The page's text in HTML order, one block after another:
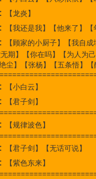
【龙炎】
【我还是我】【他来了】
【顾家的小厨子】【我自
期】【你在吗】【为人为
张杨】【五条悟】【
【小白云】
【君子剑】
【规律波色】
【君子剑】【无话可说】
【紫色东来】